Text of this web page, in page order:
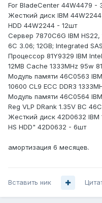
For BladeCenter 44W4479 -
Жесткий диск IBM 44W2244
HDD 44W2244 - 12шт
Сервер 7870C6G IBM
6C 3.06; 12GB; Integrated
Процессор 81Y9329 IBM
12MB Cache 1333MHz 95w
Модуль памяти 46C0563
10600 CL9 ECC DDR3
Модуль памяти 46C0564
Reg VLP DRank 1.35V BC
Жесткий диск 42D0632 IBM
HS HDD" 42D0632 - 6шт
амортизация 6 месяцев.
Вставить ник